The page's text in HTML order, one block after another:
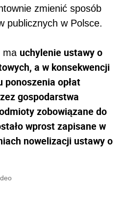
zmienić sposób
publicznych w Polsce.
ma uchylenie ustawy o
a w konsekwencji
ponoszenia opłat
gospodarstwa
zobowiązane do
wprost zapisane w
nowelizacji ustawy o